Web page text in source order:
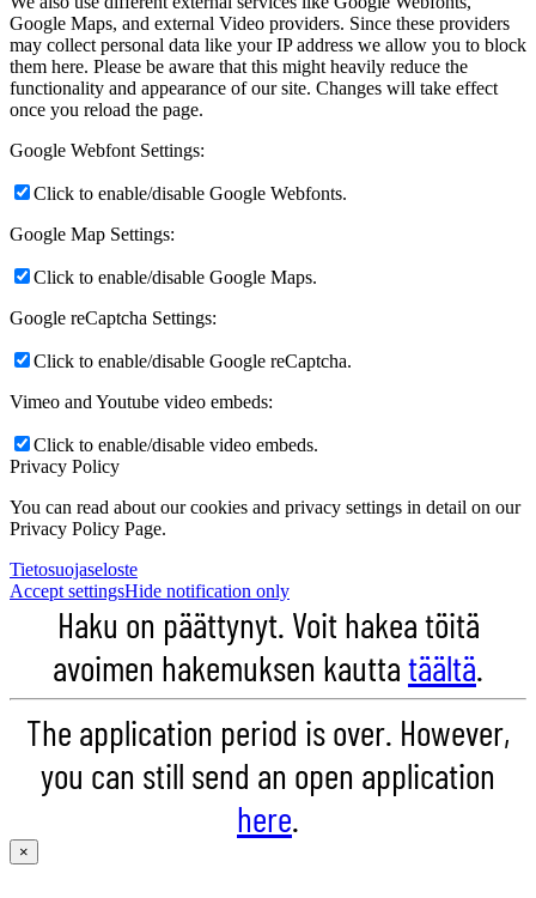
Google Maps, and external Video providers. Since these providers
may collect personal data like your IP address we allow you to block
them here. Please be aware that this might heavily reduce the
functionality and appearance of our site. Changes will take effect
once you reload the page.
Google Webfont Settings:
Click to enable/disable Google Webfonts.
Google Map Settings:
Click to enable/disable Google Maps.
Google reCaptcha Settings:
Click to enable/disable Google reCaptcha.
Vimeo and Youtube video embeds:
Click to enable/disable video embeds.
Privacy Policy
You can read about our cookies and privacy settings in detail on our
Privacy Policy Page.
Tietosuojaseloste
Accept settingsHide notification only
Haku on päättynyt. Voit hakea töitä
avoimen hakemuksen kauttatäältä.
The application period is over. However,
you can still send an open application
here.
×